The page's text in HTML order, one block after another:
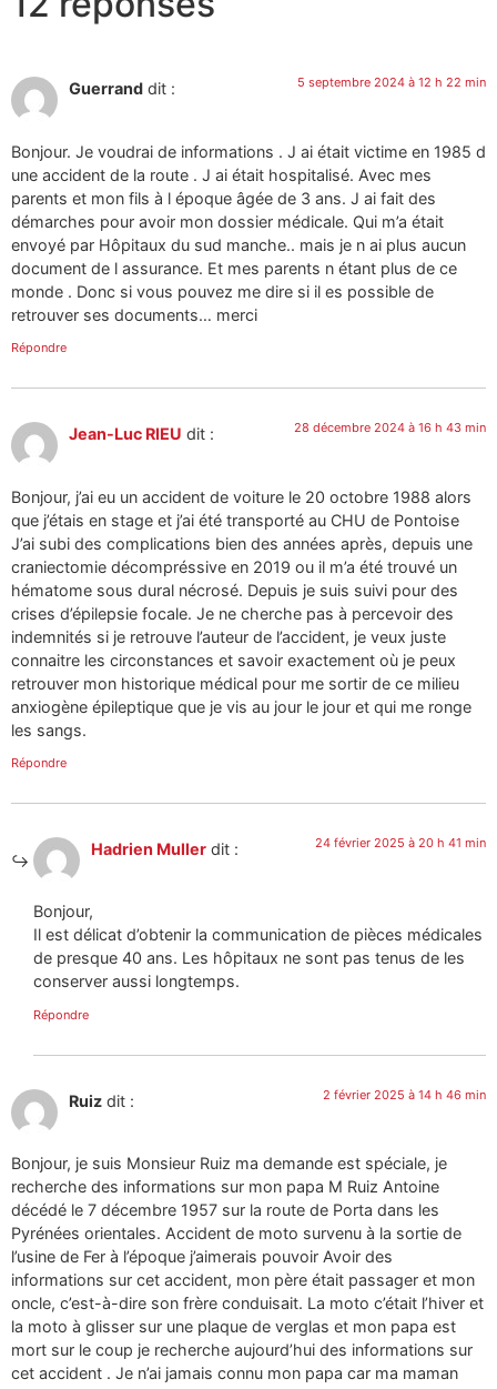
Guerrand dit : 5 septembre 2024 à 12 h 22 min
Bonjour. Je voudrai de informations . J ai était victime en 1985 d
une accident de la route . J ai était hospitalisé. Avec mes
parents et mon fils à l époque âgée de 3 ans. J ai fait des
démarches pour avoir mon dossier médicale. Qui m’a était
envoyé par Hôpitaux du sud manche.. mais je n ai plus aucun
document de l assurance. Et mes parents n étant plus de ce
monde . Donc si vous pouvez me dire si il es possible de
retrouver ses documents… merci
Répondre
Jean-Luc RIEU dit : 28 décembre 2024 à 16 h 43 min
Bonjour, j’ai eu un accident de voiture le 20 octobre 1988 alors
que j’étais en stage et j’ai été transporté au CHU de Pontoise
J’ai subi des complications bien des années après, depuis une
craniectomie décompréssive en 2019 ou il m’a été trouvé un
hématome sous dural nécrosé. Depuis je suis suivi pour des
crises d’épilepsie focale. Je ne cherche pas à percevoir des
indemnités si je retrouve l’auteur de l’accident, je veux juste
connaitre les circonstances et savoir exactement où je peux
retrouver mon historique médical pour me sortir de ce milieu
anxiogène épileptique que je vis au jour le jour et qui me ronge
les sangs.
Répondre
Hadrien Muller dit : 24 février 2025 à 20 h 41 min
Bonjour,
Il est délicat d’obtenir la communication de pièces médicales
de presque 40 ans. Les hôpitaux ne sont pas tenus de les
conserver aussi longtemps.
Répondre
Ruiz dit : 2 février 2025 à 14 h 46 min
Bonjour, je suis Monsieur Ruiz ma demande est spéciale, je
recherche des informations sur mon papa M Ruiz Antoine
décédé le 7 décembre 1957 sur la route de Porta dans les
Pyrénées orientales. Accident de moto survenu à la sortie de
l’usine de Fer à l’époque j’aimerais pouvoir Avoir des
informations sur cet accident, mon père était passager et mon
oncle, c’est-à-dire son frère conduisait. La moto c’était l’hiver et
la moto à glisser sur une plaque de verglas et mon papa est
mort sur le coup je recherche aujourd’hui des informations sur
cet accident . Je n’ai jamais connu mon papa car ma maman